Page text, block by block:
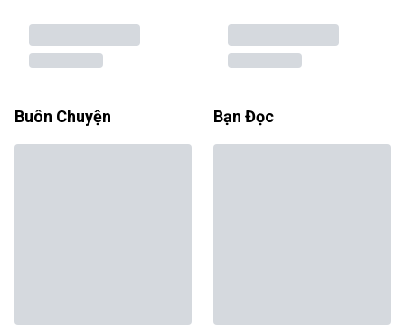
Buôn Chuyện Bạn Đọc